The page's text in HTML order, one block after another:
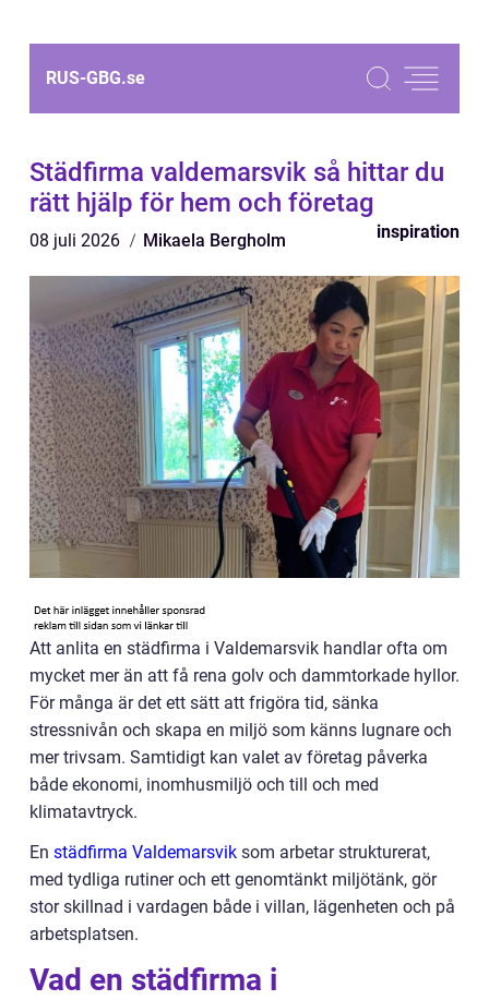
RUS-GBG.se
Städfirma valdemarsvik så hittar du
rätt hjälp för hem och företag
08 juli 2026 Mikaela Bergholm inspiration
Att anlita en städfirma i Valdemarsvik handlar ofta om
mycket mer än att få rena golv och dammtorkade hyllor.
För många är det ett sätt att frigöra tid, sänka
stressnivån och skapa en miljö som känns lugnare och
mer trivsam. Samtidigt kan valet av företag påverka
både ekonomi, inomhusmiljö och till och med
klimatavtryck.
En städfirma Valdemarsvik som arbetar strukturerat,
med tydliga rutiner och ett genomtänkt miljötänk, gör
stor skillnad i vardagen både i villan, lägenheten och på
arbetsplatsen.
Vad en städfirma i